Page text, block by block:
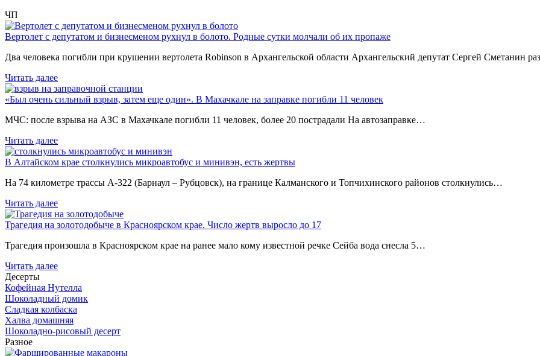
ЧП
Вертолет с депутатом и бизнесменом рухнул в болото. Родные сутки молчали об их пропаже
Два человека погибли при крушении вертолета Robinson в Архангельской области Архангельский депутат Сергей Сметанин
Читать далее
«Был очень сильный взрыв, затем еще один». В Махачкале на заправке погибли 11 человек
МЧС: после взрыва на АЗС в Махачкале погибли 11 человек, более 20 пострадали На автозаправке…
Читать далее
В Алтайском крае столкнулись микроавтобус и минивэн, есть жертвы
На 74 километре трассы А-322 (Барнаул – Рубцовск), на границе Калманского и Топчихинского районов столкнулись…
Читать далее
Трагедия на золотодобыче в Красноярском крае. Число жертв выросло до 17
Трагедия произошла в Красноярском крае на ранее мало кому известной речке Сейба вода снесла 5…
Читать далее
Десерты
Кофейная Нутелла
Шоколадный домик
Сладкая колбаска
Халва домашняя
Шоколадно-рисовый десерт
Разное